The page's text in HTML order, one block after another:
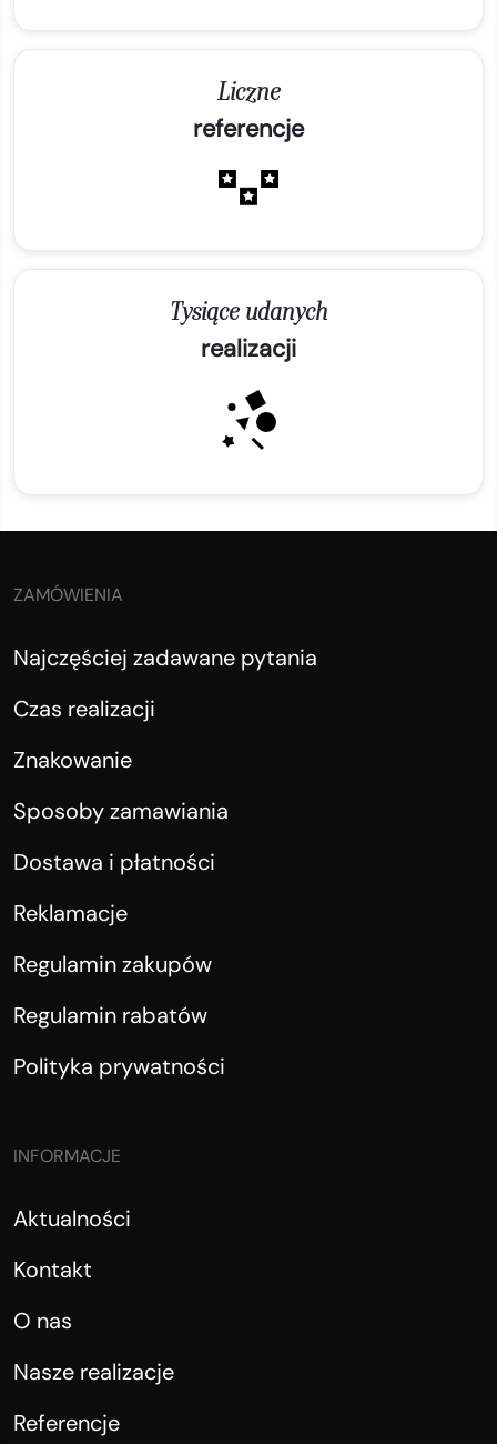
Liczne
referencje
Tysiące udanych
realizacji
ZAMÓWIENIA
Najczęściej zadawane pytania
Czas realizacji
Znakowanie
Sposoby zamawiania
Dostawa i płatności
Reklamacje
Regulamin zakupów
Regulamin rabatów
Polityka prywatności
INFORMACJE
Aktualności
Kontakt
O nas
Nasze realizacje
Referencje